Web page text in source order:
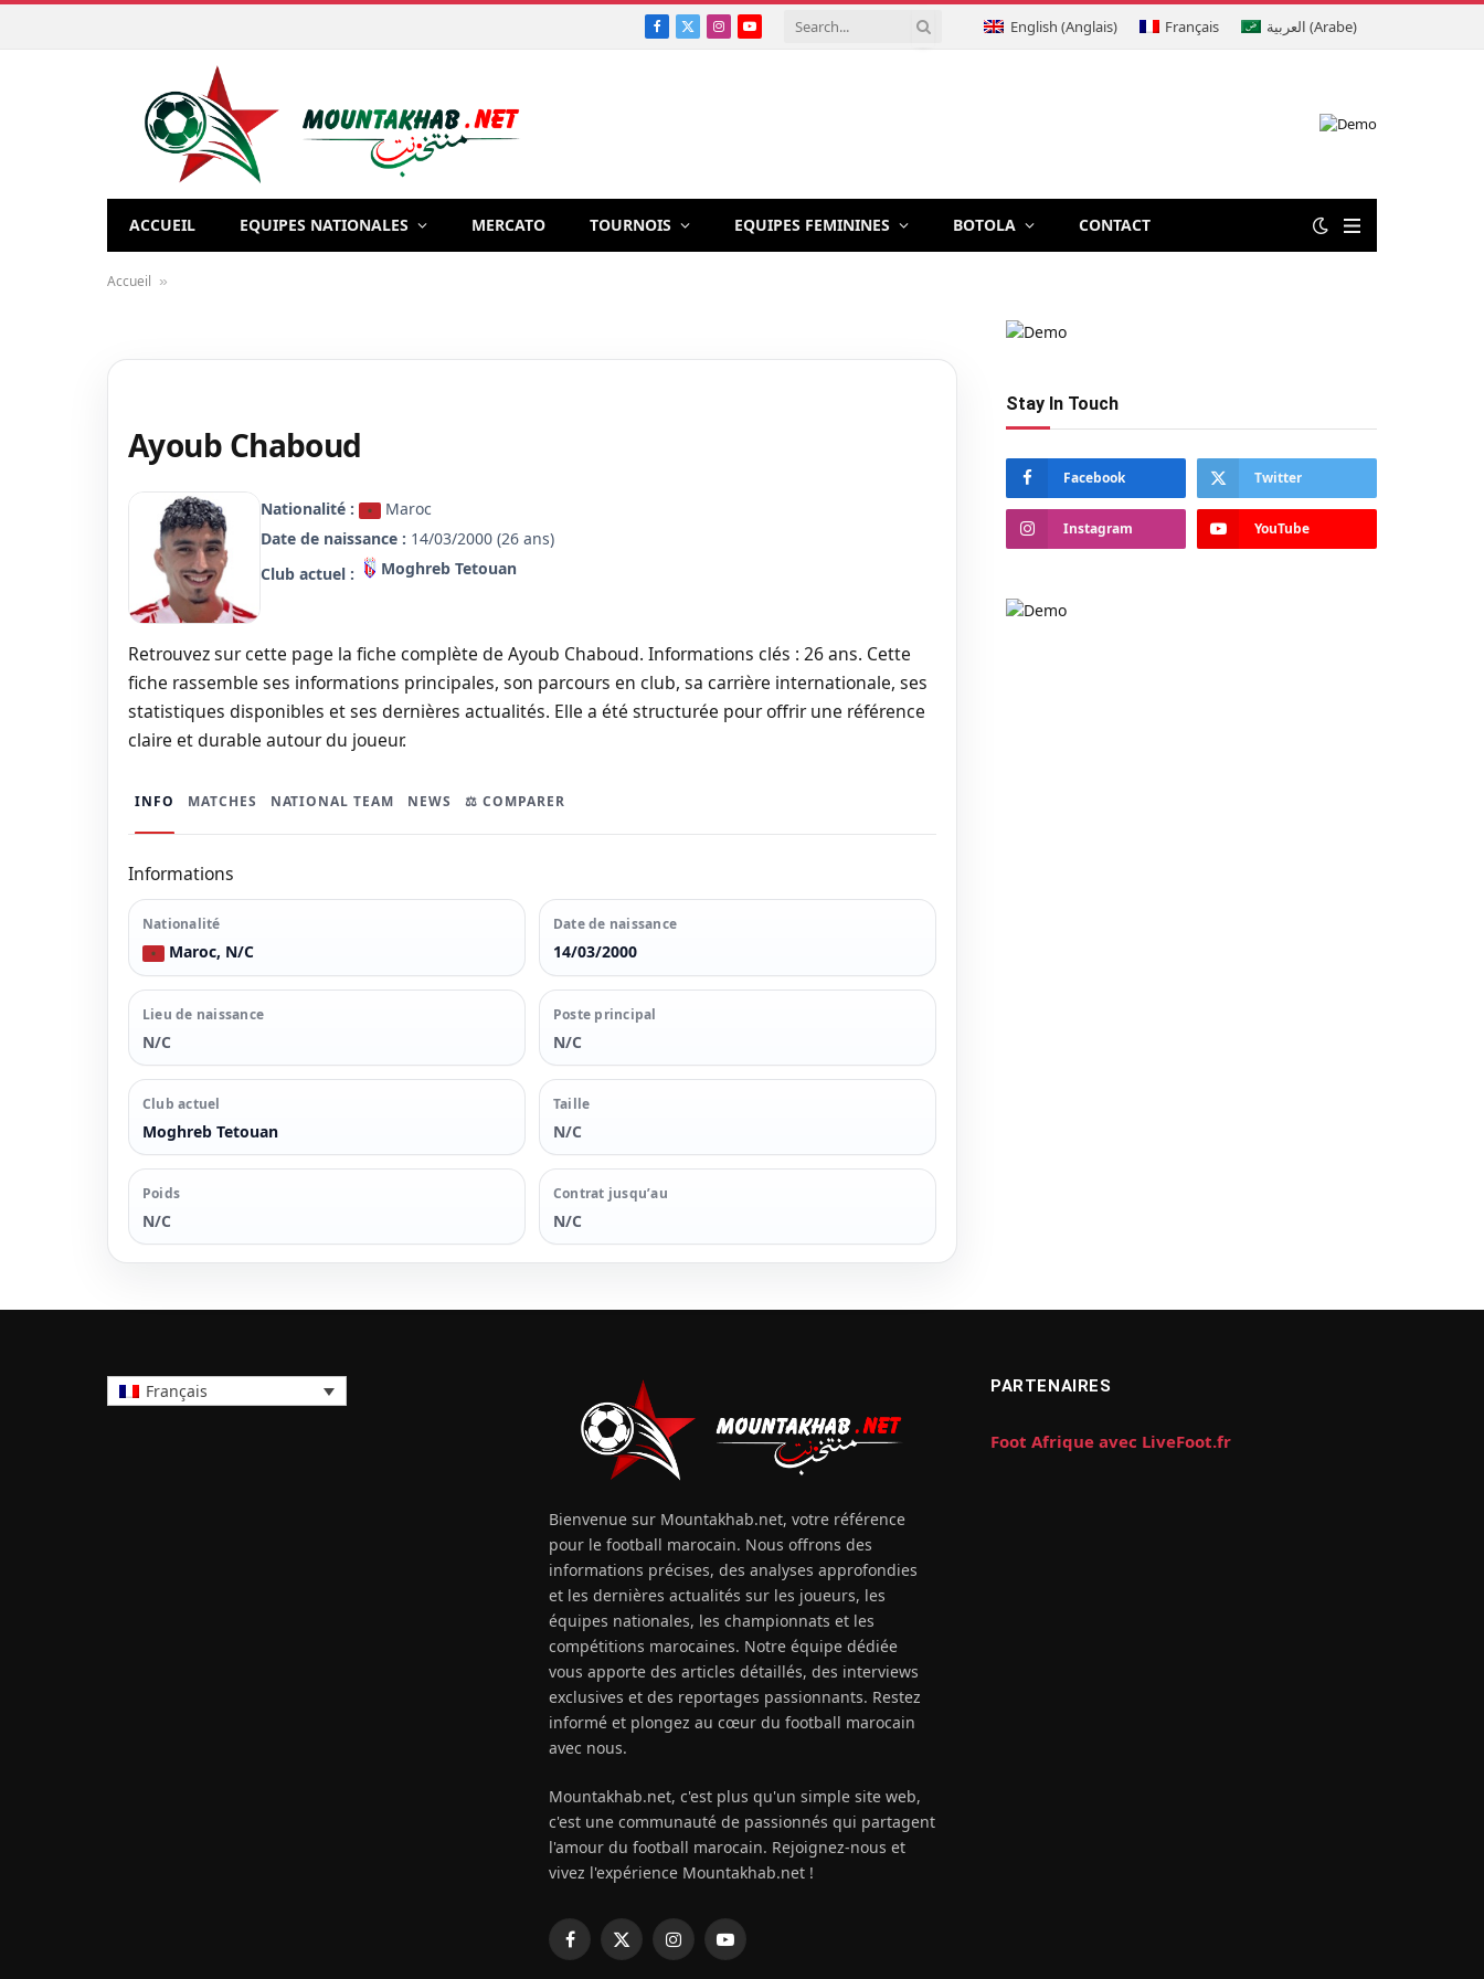
Facebook
X
Instagram
YouTube English (Anglais) Français العربية (Arabe)
ACCUEIL EQUIPES NATIONALES MERCATO TOURNOIS EQUIPES FEMININES BOTOLA CONTACT
Accueil »
Ayoub Chaboud
Nationalité :
Maroc
Date de naissance : 14/03/2000 (26 ans)
Club actuel :
Moghreb Tetouan
Retrouvez sur cette page la fiche complète de Ayoub Chaboud. Informations clés : 26 ans. Cette
fiche rassemble ses informations principales, son parcours en club, sa carrière internationale, ses
statistiques disponibles et ses dernières actualités. Elle a été structurée pour offrir une référence
claire et durable autour du joueur.
INFO MATCHES NATIONAL TEAM NEWS ⚖️ COMPARER
Informations
Nationalité
Maroc, N/C
Date de naissance
14/03/2000
Lieu de naissance
N/C
Poste principal
N/C
Club actuel
Moghreb Tetouan
Taille
N/C
Poids
N/C
Contrat jusqu’au
N/C
Stay In Touch
Facebook Twitter
Instagram YouTube
Français
Bienvenue sur Mountakhab.net, votre référence
pour le football marocain. Nous offrons des
informations précises, des analyses approfondies
et les dernières actualités sur les joueurs, les
équipes nationales, les championnats et les
compétitions marocaines. Notre équipe dédiée
vous apporte des articles détaillés, des interviews
exclusives et des reportages passionnants. Restez
informé et plongez au cœur du football marocain
avec nous.
Mountakhab.net, c'est plus qu'un simple site web,
c'est une communauté de passionnés qui partagent
l'amour du football marocain. Rejoignez-nous et
vivez l'expérience Mountakhab.net !
Facebook
X
InstagramYouTube
PARTENAIRES
Foot Afrique avec LiveFoot.fr